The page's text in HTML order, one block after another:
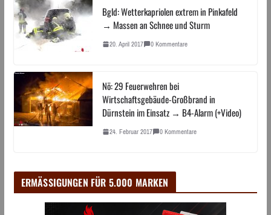
Bgld: Wetterkapriolen extrem in Pinkafeld
→ Massen an Schnee und Sturm
20. April 2017 0 Kommentare
Nö: 29 Feuerwehren bei
Wirtschaftsgebäude-Großbrand in
Dürnstein im Einsatz → B4-Alarm (+Video)
24. Februar 2017 0 Kommentare
ERMÄSSIGUNGEN FÜR 5.000 MARKEN